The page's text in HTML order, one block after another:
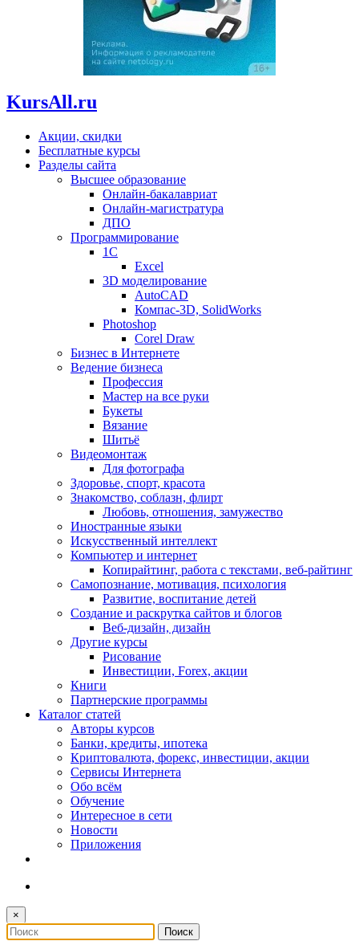
KursAll.ru
Акции, скидки
Бесплатные курсы
Разделы сайта
Высшее образование
Онлайн-бакалавриат
Онлайн-магистратура
ДПО
Программирование
1С
Excel
3D моделирование
AutoCAD
Компас-3D, SolidWorks
Photoshop
Corel Draw
Бизнес в Интернете
Ведение бизнеса
Профессия
Мастер на все руки
Букеты
Вязание
Шитьё
Видеомонтаж
Для фотографа
Здоровье, спорт, красота
Знакомство, соблазн, флирт
Любовь, отношения, замужество
Иностранные языки
Искусственный интеллект
Компьютер и интернет
Копирайтинг, работа с текстами, веб-райтинг
Самопознание, мотивация, психология
Развитие, воспитание детей
Создание и раскрутка сайтов и блогов
Веб-дизайн, дизайн
Другие курсы
Рисование
Инвестиции, Forex, акции
Книги
Партнерские программы
Каталог статей
Авторы курсов
Банки, кредиты, ипотека
Криптовалюта, форекс, инвестиции, акции
Сервисы Интернета
Обо всём
Обучение
Интересное в сети
Новости
Приложения
×